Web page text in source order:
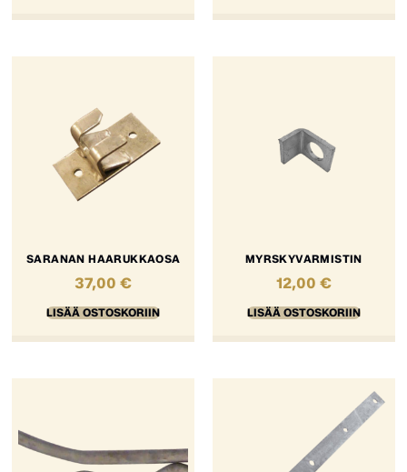
SARANAN HAARUKKAOSA
37,00€
LISÄÄ OSTOSKORIIN
MYRSKYVARMISTIN
12,00 €
LISÄÄ OSTOSKORIIN